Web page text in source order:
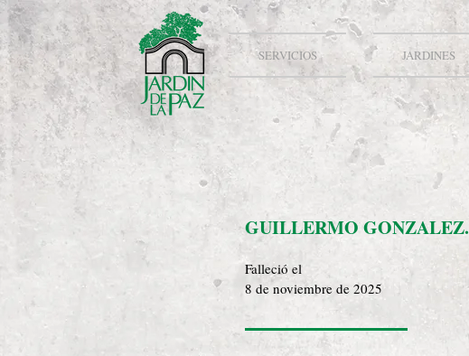
SERVICIOS JARDINES
GUILLERMO GONZALEZ.
8 de noviembre de 2025
Falleció el